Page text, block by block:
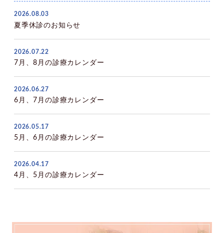
2026.08.03
夏季休診のお知らせ
2026.07.22
7月、8月の診療カレンダー
2026.06.27
6月、7月の診療カレンダー
2026.05.17
5月、6月の診療カレンダー
2026.04.17
4月、5月の診療カレンダー